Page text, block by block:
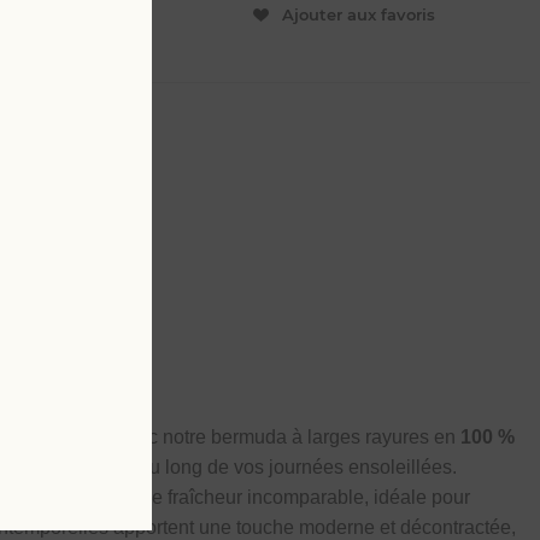
Ajouter aux favoris
confortable avec notre bermuda à larges rayures en 100 %
tout au long de vos journées ensoleillées.
une sensation de fraîcheur incomparable, idéale pour
apportent une touche moderne et décontractée,